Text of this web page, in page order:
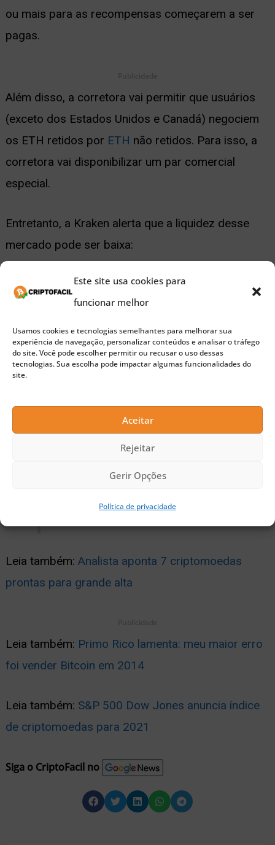
Este site usa cookies para
funcionar melhor
Usamos cookies e tecnologias semelhantes para melhorar sua
experiência de navegação, personalizar conteúdos e analisar o tráfego
do site. Você pode escolher permitir ou recusar o uso dessas
tecnologias. Sua escolha pode impactar algumas funcionalidades do
site.
Aceitar
Rejeitar
Gerir Opções
Política de privacidade
ou mais para as recompensas começarem a ser
pagas.
Publicidade
Além disso, a corretora vai permitir que usuários
(exceto dos Estados Unidos e Canadá) negociem
os ETH retidos por ETH não retidos. Para isso, a
corretora vai disponibilizar um par comercial
especial.
Entretanto, a Kraken alerta que a liquidez desse
mercado pode ser baixa:
“Não oferecemos garantias de
contínua ou liquidez deste mercado.
quedas de preço nas ordens de
pode ser difícil trocar ETH apostado
por ETH não apostado em grandes
quantidades (…)E este mercado pode
não estar disponível durante a
Leia também: Analista aponta 7 criptomoedas
prontas para grande alta
Publicidade
Leia também: Primo Rico lamenta: meu maior erro
foi vender Bitcoin em 2014
Leia também: S&P 500 Dow Jones anuncia índice
de criptomoedas para 2021
Siga o CriptoFacil no